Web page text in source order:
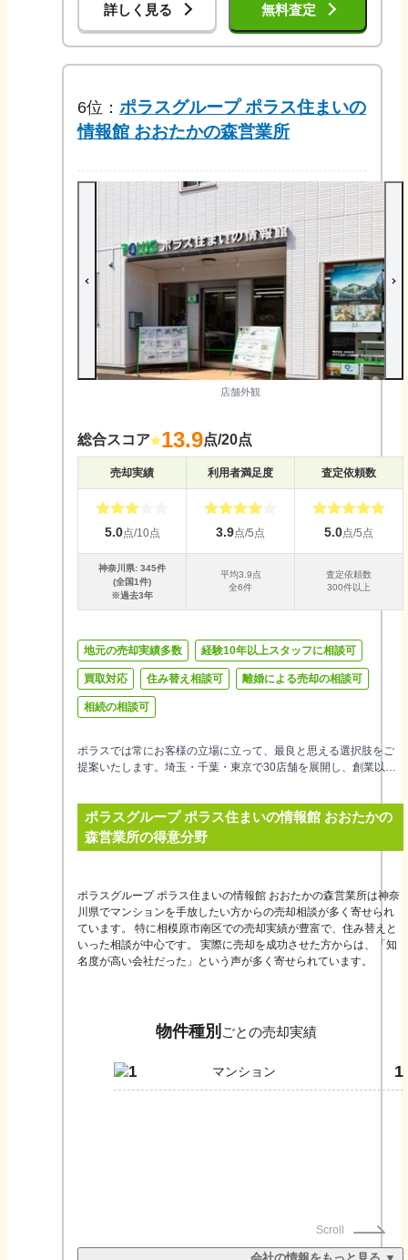
詳しく見る 無料査定
6位： ポラスグループ ポラス住まいの
情報館 おおたかの森営業所
店舗外観
総合スコア 13.9点/20点
売却実績 利用者満足度 査定依頼数
5.0点/10点 3.9点/5点 5.0点/5点
神奈川県: 345件
(全国1件)
※過去3年
平均3.9点
全6件
査定依頼数
300件以上
地元の売却実績多数 経験10年以上スタッフに相談可
買取対応 住み替え相談可 離婚による売却の相談可
相続の相談可
ポラスでは常にお客様の立場に立って、最良と思える選択肢をご
提案いたします。埼玉・千葉・東京で30店舗を展開し、創業以来
力を尽くしています。お住まいのことなら何でもお気軽にご相談
ください。
ポラスグループ ポラス住まいの情報館 おおたかの
森営業所の得意分野
ポラスグループ ポラス住まいの情報館 おおたかの森営業所は神奈
川県でマンションを手放したい方からの売却相談が多く寄せられ
ています。 特に相模原市南区での売却実績が豊富で、住み替えと
いった相談が中心です。 実際に売却を成功させた方からは、「知
名度が高い会社だった」という声が多く寄せられています。
物件種別 ごとの売却実績
1 マンション 1
Scroll